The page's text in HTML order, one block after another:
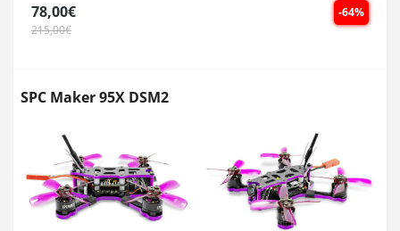
-64%
78,00€
215,00€
SPC Maker 95X DSM2